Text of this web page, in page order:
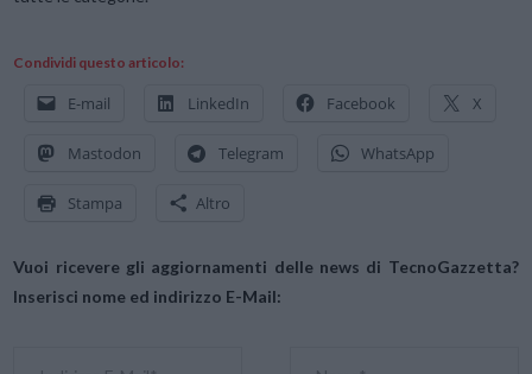
Condividi questo articolo:
E-mail LinkedIn Facebook X
Mastodon Telegram WhatsApp
Stampa Altro
Vuoi ricevere gli aggiornamenti delle news di TecnoGazzetta?
Inserisci nome ed indirizzo E-Mail: